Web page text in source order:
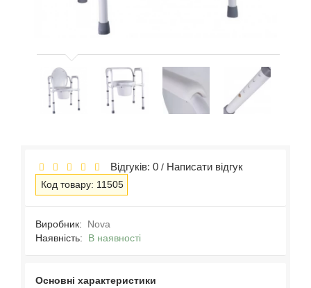
Відгуків: 0 / Написати відгук
Код товару: 11505
Виробник:
Nova
Наявність: В наявності
Основні характеристики